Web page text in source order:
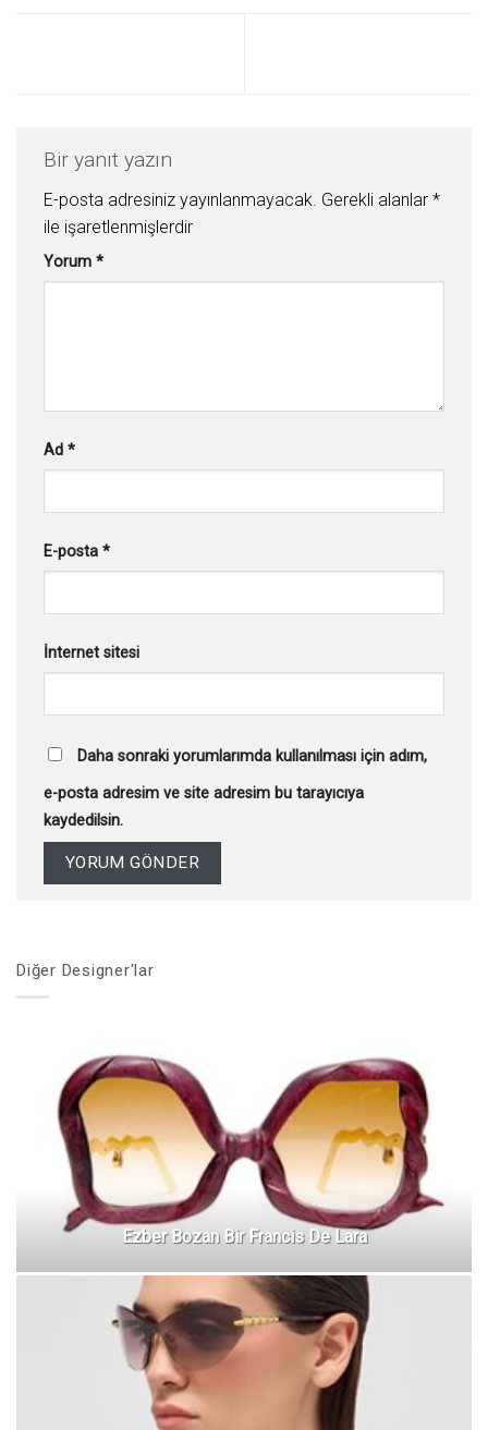
Bir yanıt yazın
E-posta adresiniz yayınlanmayacak. Gerekli alanlar *
ile işaretlenmişlerdir
Yorum *
Ad *
E-posta *
İnternet sitesi
Daha sonraki yorumlarımda kullanılması için adım,
e-posta adresim ve site adresim bu tarayıcıya
kaydedilsin.
Diğer Designer'lar
Ezber Bozan Bir Francis De Lara